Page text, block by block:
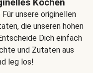
Kochen
unsere originellen
die unseren hohen
Dich einfach
und Zutaten aus
leg los!